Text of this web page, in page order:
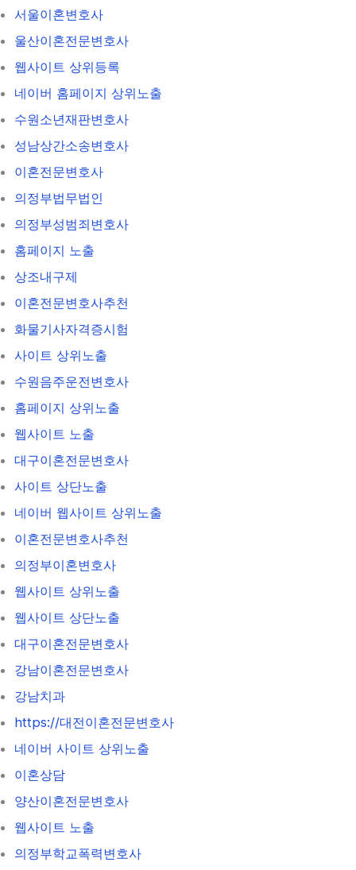
서울이혼변호사
울산이혼전문변호사
웹사이트 상위등록
네이버 홈페이지 상위노출
수원소년재판변호사
성남상간소송변호사
이혼전문변호사
의정부법무법인
의정부성범죄변호사
홈페이지 노출
상조내구제
이혼전문변호사추천
화물기사자격증시험
사이트 상위노출
수원음주운전변호사
홈페이지 상위노출
웹사이트 노출
대구이혼전문변호사
사이트 상단노출
네이버 웹사이트 상위노출
이혼전문변호사추천
의정부이혼변호사
웹사이트 상위노출
웹사이트 상단노출
대구이혼전문변호사
강남이혼전문변호사
강남치과
https://대전이혼전문변호사
네이버 사이트 상위노출
이혼상담
양산이혼전문변호사
웹사이트 노출
의정부학교폭력변호사